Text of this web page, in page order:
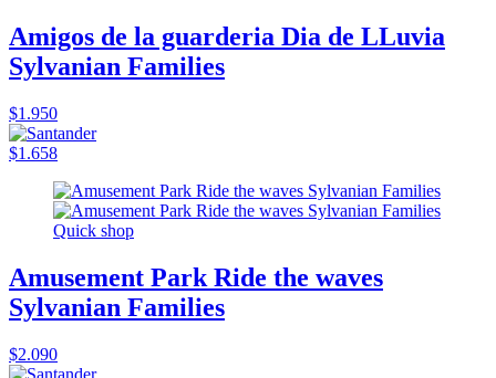
Amigos de la guarderia Dia de LLuvia
Sylvanian Families
$1.950
$1.658
Quick shop
Amusement Park Ride the waves
Sylvanian Families
$2.090